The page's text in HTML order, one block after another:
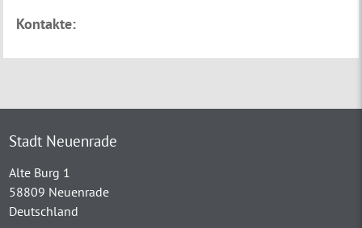
Kontakte:
Stadt Neuenrade
Alte Burg 1
58809 Neuenrade
Deutschland